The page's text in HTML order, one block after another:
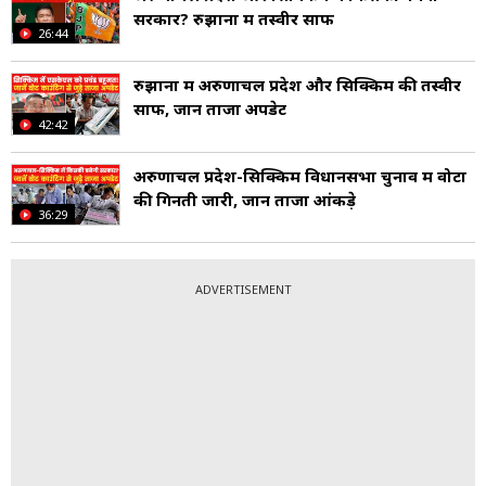
26:44
सरकार? रुझानों में तस्वीर साफ
42:42
रुझानों में अरुणाचल प्रदेश और सिक्किम की तस्वीर
साफ, जानें ताजा अपडेट
36:29
अरुणाचल प्रदेश-सिक्किम विधानसभा चुनाव में वोटों
की गिनती जारी, जानें ताजा आंकड़े
ADVERTISEMENT